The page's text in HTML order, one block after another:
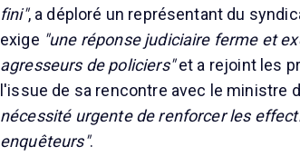
fini", a déploré un représentant du
exige "une réponse judiciaire ferme et
agresseurs de policiers"et a rejoint les
l'issue de sa rencontre avec le ministre
nécessité urgente de renforcer les
enquêteurs".